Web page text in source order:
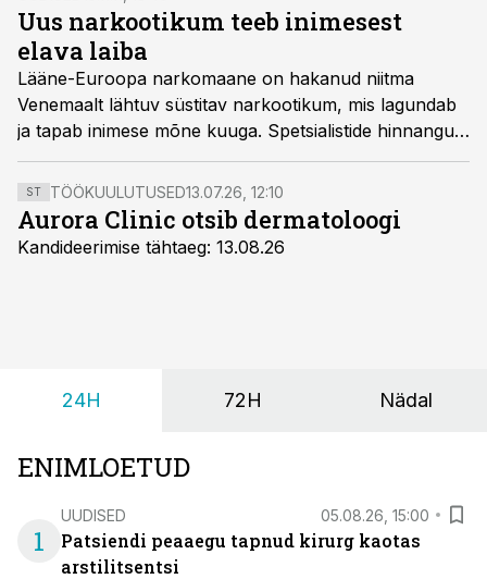
Uus narkootikum teeb inimesest
elava laiba
Lääne-Euroopa narkomaane on hakanud niitma
Venemaalt lähtuv süstitav narkootikum, mis lagundab
ja tapab inimese mõne kuuga. Spetsialistide hinnangul
pole see Krokodilli hüüdnime kandev
sünteesmõnuaine Eestisse veel jõudnud, kirjutas
Õhtuleht.
ST TÖÖKUULUTUSED13.07.26, 12:10
Aurora Clinic otsib dermatoloogi
Kandideerimise tähtaeg: 13.08.26
24H 72H Nädal
ENIMLOETUD
1
UUDISED 05.08.26, 15:00
Patsiendi peaaegu tapnud kirurg kaotas
arstilitsentsi